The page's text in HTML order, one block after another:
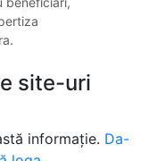
site-uri
informație. Da-